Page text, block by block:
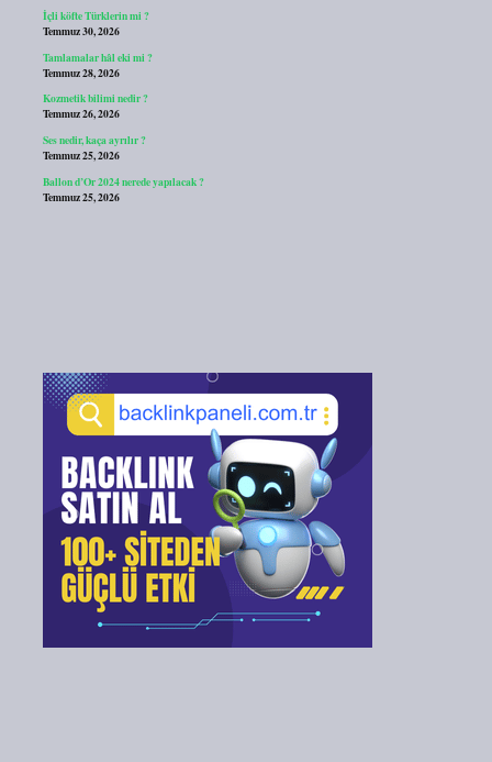
İçli köfte Türklerin mi ?
Temmuz 30, 2026
Tamlamalar hâl eki mi ?
Temmuz 28, 2026
Kozmetik bilimi nedir ?
Temmuz 26, 2026
Ses nedir, kaça ayrılır ?
Temmuz 25, 2026
Ballon d’Or 2024 nerede yapılacak ?
Temmuz 25, 2026